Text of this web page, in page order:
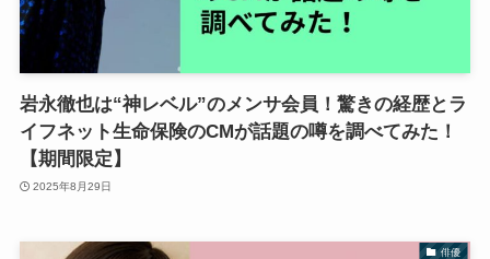
岩永徹也は“神レベル”のメンサ会員！驚きの経歴とラ
イフネット生命保険のCMが話題の噂を調べてみた！
【期間限定】
2025年8月29日
俳優